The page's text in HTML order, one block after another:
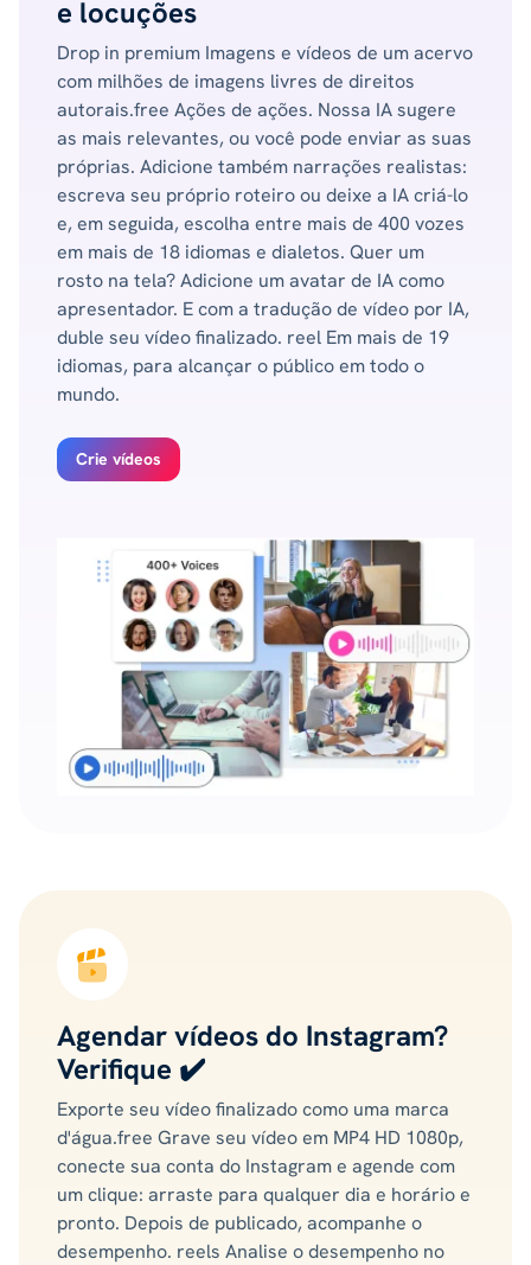
e locuções
Drop in premium Imagens e vídeos de um acervo
com milhões de imagens livres de direitos
autorais.free Ações de ações. Nossa IA sugere
as mais relevantes, ou você pode enviar as suas
próprias. Adicione também narrações realistas:
escreva seu próprio roteiro ou deixe a IA criá-lo
e, em seguida, escolha entre mais de 400 vozes
em mais de 18 idiomas e dialetos. Quer um
rosto na tela? Adicione um avatar de IA como
apresentador. E com a tradução de vídeo por IA,
duble seu vídeo finalizado. reel Em mais de 19
idiomas, para alcançar o público em todo o
mundo.
Crie vídeos
Agendar vídeos do Instagram?
Verifique ✔️
Exporte seu vídeo finalizado como uma marca
d'água.free Grave seu vídeo em MP4 HD 1080p,
conecte sua conta do Instagram e agende com
um clique: arraste para qualquer dia e horário e
pronto. Depois de publicado, acompanhe o
desempenho. reels Analise o desempenho no